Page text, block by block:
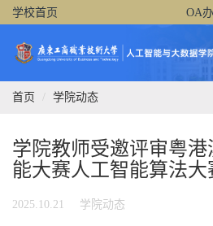
学校首页 OA
首页
学院动态
学院教师受邀评审粤
能大赛人工智能算法大
2025.10.21 学院动态